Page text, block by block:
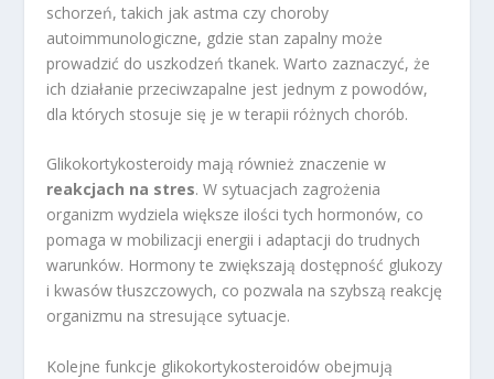
schorzeń, takich jak astma czy choroby
autoimmunologiczne, gdzie stan zapalny może
prowadzić do uszkodzeń tkanek. Warto zaznaczyć, że
ich działanie przeciwzapalne jest jednym z powodów,
dla których stosuje się je w terapii różnych chorób.
Glikokortykosteroidy mają również znaczenie w
reakcjach na stres. W sytuacjach zagrożenia
organizm wydziela większe ilości tych hormonów, co
pomaga w mobilizacji energii i adaptacji do trudnych
warunków. Hormony te zwiększają dostępność glukozy
i kwasów tłuszczowych, co pozwala na szybszą reakcję
organizmu na stresujące sytuacje.
Kolejne funkcje glikokortykosteroidów obejmują